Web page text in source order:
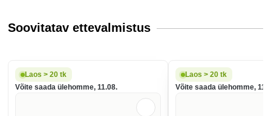
Soovitatav ettevalmistus
Laos > 20 tk
Võite saada ülehomme, 11.08.
Laos > 20 tk
Võite saada ülehomme,